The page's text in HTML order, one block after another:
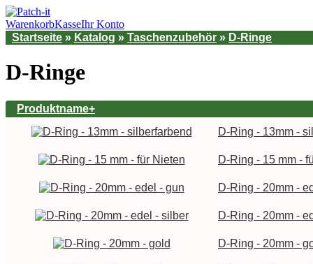
WarenkorbKasseIhr Konto
Startseite » Katalog » Taschenzubehör » D-Ringe
D-Ringe
Produktname+
D-Ring - 13mm -
D-Ring - 15 mm -
D-Ring - 20mm -
D-Ring - 20mm -
D-Ring - 20mm -